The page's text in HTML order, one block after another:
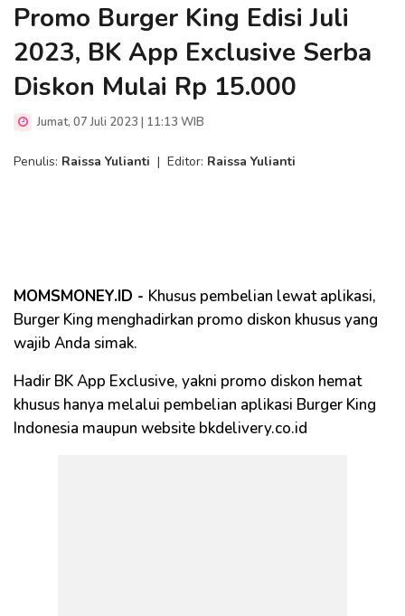
Promo Burger King Edisi Juli
2023, BK App Exclusive Serba
Diskon Mulai Rp 15.000
Jumat, 07 Juli 2023 | 11:13 WIB
Penulis: Raissa Yulianti | Editor: Raissa Yulianti
MOMSMONEY.ID - Khusus pembelian lewat aplikasi,
Burger King menghadirkan promo diskon khusus yang
wajib Anda simak.
Hadir BK App Exclusive, yakni promo diskon hemat
khusus hanya melalui pembelian aplikasi Burger King
Indonesia maupun website bkdelivery.co.id